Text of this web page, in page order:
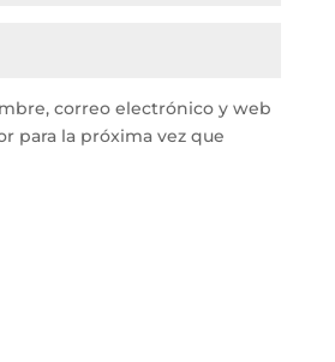
correo electrónico y web
para la próxima vez que